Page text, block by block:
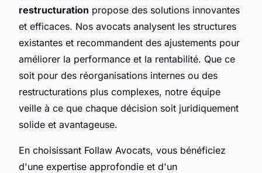
restructuration propose des solutions innovantes
et efficaces. Nos avocats analysent les structures
existantes et recommandent des ajustements pour
améliorer la performance et la rentabilité. Que ce
soit pour des réorganisations internes ou des
restructurations plus complexes, notre équipe
veille à ce que chaque décision soit juridiquement
solide et avantageuse.
En choisissant Follaw Avocats, vous bénéficiez
d'une expertise approfondie et d'un